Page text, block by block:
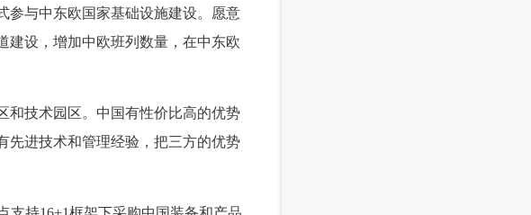
与中东欧国家基础设施建设。愿意
建设，增加中欧班列数量，在中东欧
技术园区。中国有性价比高的优势
先进技术和管理经验，把三方的优势